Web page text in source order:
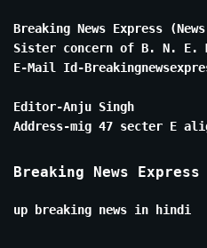
Breaking News Express
Sister concern of B. N. E.
E-Mail Id-
Editor-Anju Singh
Address-mig 47 secter E
Breaking News Express
up breaking news in hindi